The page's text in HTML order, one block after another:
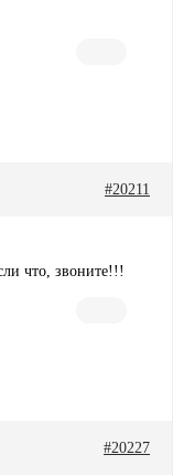
#20211
что, звоните!!!
#20227